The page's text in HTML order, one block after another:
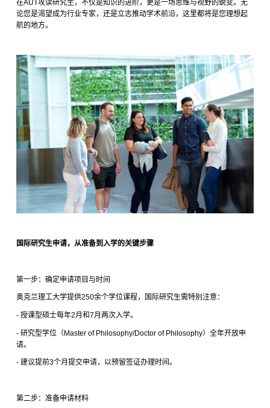
在AUT攻读研究生，不仅是知识的进阶，更是一场思维与视野的蜕变。无
论您是渴望成为行业专家，还是立志推动学术前沿，这里都将是您理想起
航的地方。
国际研究生申请，从准备到入学的关键步骤
第一步：确定申请项目与时间
奥克兰理工大学提供250余个学位课程，国际研究生需特别注意：
- 授课型硕士每年2月和7月两次入学。
- 研究型学位（Master of Philosophy/Doctor of Philosophy）全年开放申
请。
- 建议提前3个月提交申请，以预留签证办理时间。
第二步：准备申请材料